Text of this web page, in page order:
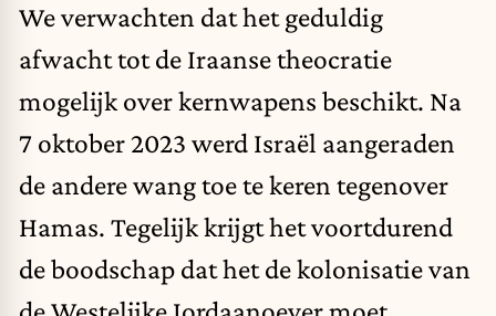
We verwachten dat het geduldig
afwacht tot de Iraanse theocratie
mogelijk over kernwapens beschikt. Na
7 oktober 2023 werd Israël aangeraden
de andere wang toe te keren tegenover
Hamas. Tegelijk krijgt het voortdurend
de boodschap dat het de kolonisatie van